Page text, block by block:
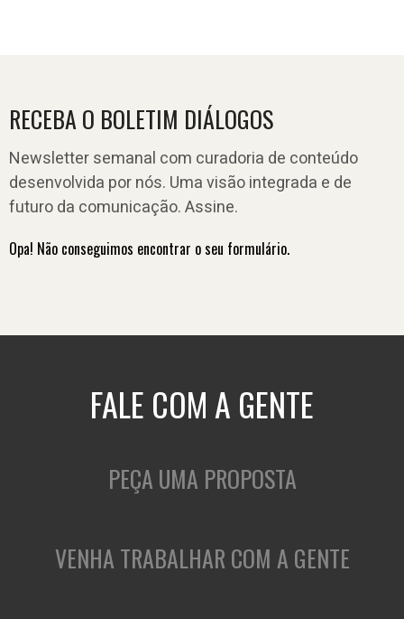
RECEBA O BOLETIM DIÁLOGOS
Newsletter semanal com curadoria de conteúdo
desenvolvida por nós. Uma visão integrada e de
futuro da comunicação. Assine.
Opa! Não conseguimos encontrar o seu formulário.
FALE COM A GENTE
PEÇA UMA PROPOSTA
VENHA TRABALHAR COM A GENTE